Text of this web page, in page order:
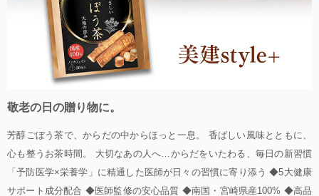
敬老の日の贈り物に。
芳醇ごぼう茶で、からだの中からほっと一息。 香ばしい風味とともに、
心も整うお茶時間。 大切なあの人へ…からだをいたわる、毎日の新習慣
「予防医学×栄養学」に精通した医師が日々の習慣に寄り添う ◆5大健康
サポート成分配合 ◆医師監修の安心品質 ◆南国・宮崎県産100% ◆高品